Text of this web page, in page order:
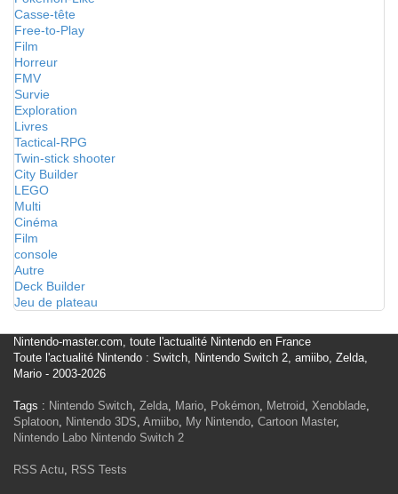
Casse-tête
Free-to-Play
Film
Horreur
FMV
Survie
Exploration
Livres
Tactical-RPG
Twin-stick shooter
City Builder
LEGO
Multi
Cinéma
Film
console
Autre
Deck Builder
Jeu de plateau
Nintendo-master.com, toute l'actualité Nintendo en France
Toute l'actualité Nintendo : Switch, Nintendo Switch 2, amiibo, Zelda,
Mario - 2003-2026
Tags : Nintendo Switch, Zelda, Mario, Pokémon, Metroid, Xenoblade,
Splatoon, Nintendo 3DS, Amiibo, My Nintendo, Cartoon Master,
Nintendo Labo Nintendo Switch 2
RSS Actu, RSS Tests